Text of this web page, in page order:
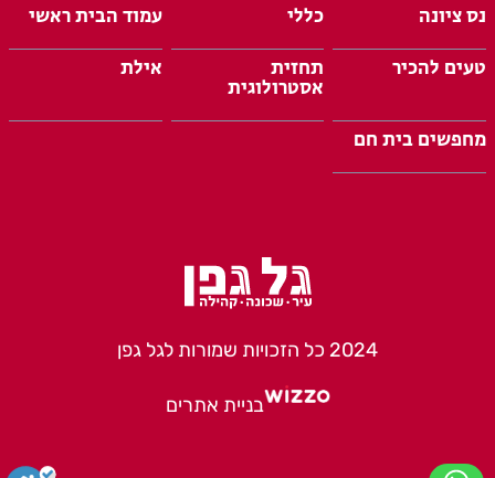
נס ציונה
כללי
עמוד הבית ראשי
טעים להכיר
תחזית
אסטרולוגית
אילת
מחפשים בית חם
2024 כל הזכויות שמורות לגל גפן
בניית אתרים